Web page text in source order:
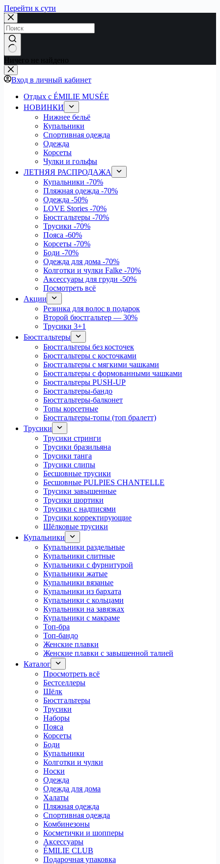
Перейти к сути
Ничего не найдено
Вход в личный кабинет
Отдых с ÉMILIE MUSÉE
НОВИНКИ
Нижнее бельё
Купальники
Спортивная одежда
Одежда
Корсеты
Чулки и гольфы
ЛЕТНЯЯ РАСПРОДАЖА
Купальники -70%
Пляжная одежда -70%
Одежда -50%
LOVE Stories -70%
Бюстгальтеры -70%
Трусики -70%
Пояса -60%
Корсеты -70%
Боди -70%
Одежда для дома -70%
Колготки и чулки Falke -70%
Аксессуары для груди -50%
Посмотреть всё
Акции
Резинка для волос в подарок
Второй бюстгальтер — 30%
Трусики 3+1
Бюстгальтеры
Бюстгальтеры без косточек
Бюстгальтеры с косточками
Бюстгальтеры с мягкими чашками
Бюстгальтеры с формованными чашками
Бюстгальтеры PUSH-UP
Бюстгальтеры-бандо
Бюстгальтеры-балконет
Топы корсетные
Бюстгальтеры-топы (топ бралетт)
Трусики
Трусики стринги
Трусики бразильяна
Трусики танга
Трусики слипы
Бесшовные трусики
Бесшовные PULPIES CHANTELLE
Трусики завышенные
Трусики шортики
Трусики с надписями
Трусики корректирующие
Шёлковые трусики
Купальники
Купальники раздельные
Купальники слитные
Купальники с фурнитурой
Купальники жатые
Купальники вязаные
Купальники из бархата
Купальники с кольцами
Купальники на завязках
Купальники с макраме
Топ-бра
Топ-бандо
Женские плавки
Женские плавки с завышенной талией
Каталог
Просмотреть всё
Бестселлеры
Шёлк
Бюстгальтеры
Трусики
Наборы
Пояса
Корсеты
Боди
Купальники
Колготки и чулки
Носки
Одежда
Одежда для дома
Халаты
Пляжная одежда
Спортивная одежда
Комбинезоны
Косметички и шопперы
Аксессуары
ÉMILIE CLUB
Подарочная упаковка